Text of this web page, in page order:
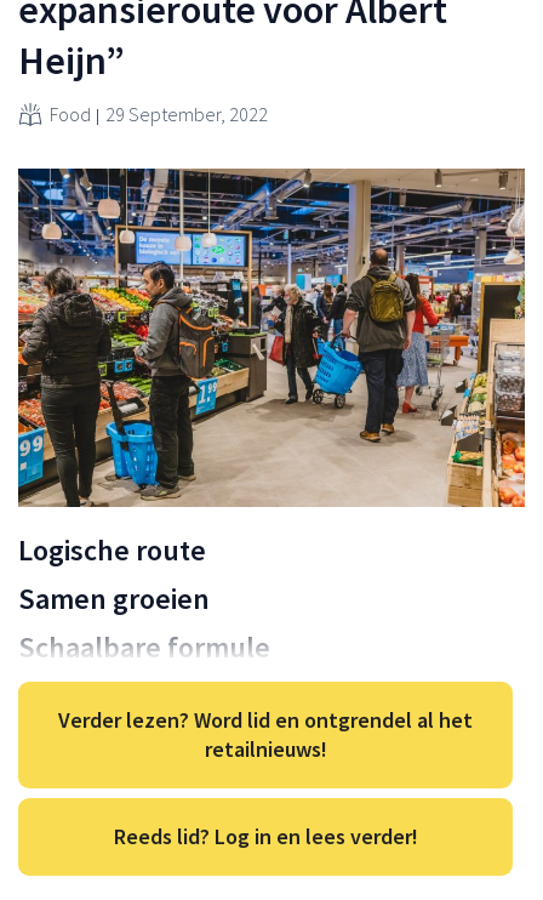
Heijn”
Food 29 September, 2022
Logische route
Samen groeien
Schaalbare formule
Verder lezen? Word lid en ontgrendel al het
retailnieuws!
Reeds lid? Log in en lees verder!